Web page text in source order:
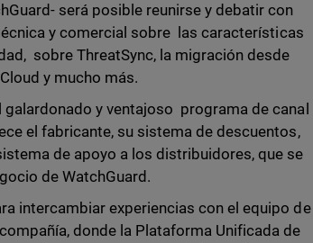
será posible reunirse y debatir con
y comercial sobre las características
sobre ThreatSync, la migración desde
y mucho más.
y ventajoso programa de canal
el fabricante, su sistema de descuentos,
de apoyo a los distribuidores, que se
de WatchGuard.
intercambiar experiencias con el equipo de
donde la Plataforma Unificada de